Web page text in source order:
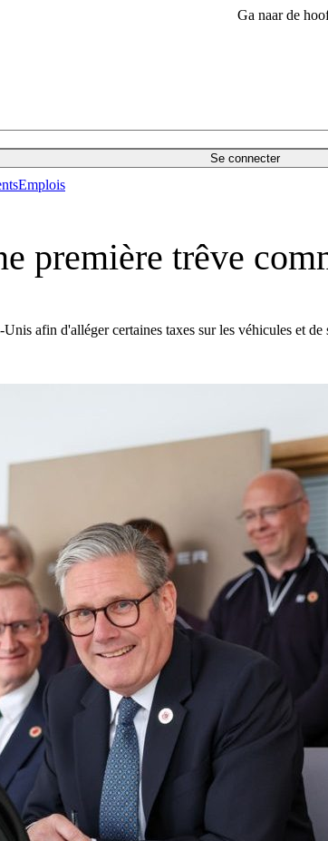
Ga naar de
Se connecter
Emplois
première trêve
afin d'alléger certaines taxes sur les véhicules et